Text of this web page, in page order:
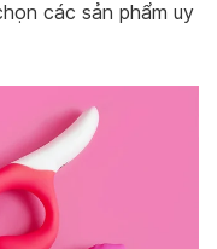
các sản phẩm uy